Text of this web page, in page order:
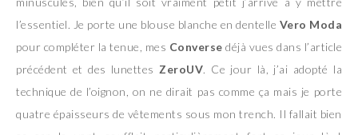
l’essentiel. Je porte une blouse blanche en dentelle Vero Moda
pour compléter la tenue, mes Converse déjà vues dans l’article
précédent et des lunettes ZeroUV. Ce jour là, j’ai adopté la
technique de l’oignon, on ne dirait pas comme ça mais je porte
quatre épaisseurs de vêtements sous mon trench. Il fallait bien